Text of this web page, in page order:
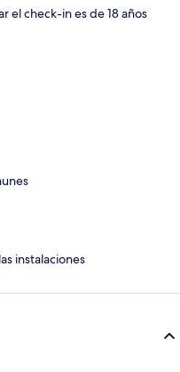
el check-in es de 18 años
instalaciones